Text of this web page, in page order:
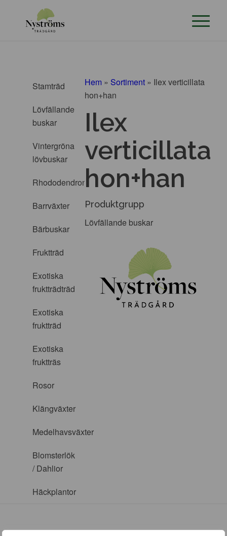
Stamträd
Lövfällande
buskar
Vintergröna
lövbuskar
Rhododendron
Barrväxter
Bärbuskar
Fruktträd
Exotiska
fruktträdträd
Exotiska
fruktträd
Exotiska
fruktträs
Rosor
Klängväxter
Medelhavsväxter
Blomsterlök
/ Dahlior
Häckplantor
Hem » Sortiment » Ilex verticillata
hon+han
Ilex
verticillata
hon+han
Produktgrupp
Lövfällande buskar